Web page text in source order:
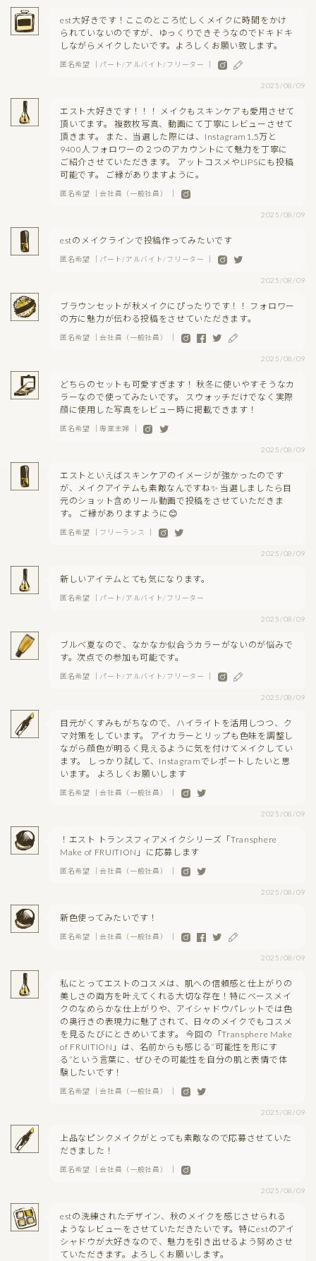
est大好きです！ここのところ忙しくメイクに時間をかけ
られていないのですが、ゆっくりできそうなのでドキドキ
しながらメイクしたいです。よろしくお願い致します。
匿名希望 ｜パート/アルバイト/フリーター ｜
2025/08/09
エスト大好きです！！！ メイクもスキンケアも愛用させて
頂いてます。 複数枚写真、動画にて丁寧にレビューさせて
頂きます。 また、当選した際には、Instagram1.5万と
9400人フォロワーの２つのアカウントにて魅力を丁寧に
ご紹介させていただきます。 アットコスメやLIPSにも投稿
可能です。 ご縁がありますように。
匿名希望 ｜会社員（一般社員） ｜
2025/08/09
estのメイクラインで投稿作ってみたいです
匿名希望 ｜パート/アルバイト/フリーター ｜
2025/08/09
ブラウンセットが秋メイクにぴったりです！！ フォロワー
の方に魅力が伝わる投稿をさせていただきます。
匿名希望 ｜会社員（一般社員） ｜
2025/08/09
どちらのセットも可愛すぎます！ 秋冬に使いやすそうなカ
ラーなので使ってみたいです。 スウォッチだけでなく実際
顔に使用した写真をレビュー時に掲載できます！
匿名希望 ｜専業主婦 ｜
2025/08/09
エストといえばスキンケアのイメージが強かったのです
が、メイクアイテムも素敵なんですね✨ 当選しましたら目
元のショット含めリール動画で投稿をさせていただきま
す。 ご縁がありますように😊
匿名希望 ｜フリーランス ｜
2025/08/09
新しいアイテムとても気になります。
匿名希望 ｜パート/アルバイト/フリーター
2025/08/09
ブルベ夏なので、なかなか似合うカラーがないのが悩みで
す。次点での参加も可能です。
匿名希望 ｜パート/アルバイト/フリーター ｜
2025/08/09
目元がくすみもがちなので、ハイライトを活用しつつ、ク
マ対策をしています。 アイカラーとリップも色味を調整し
ながら顔色が明るく見えるように気を付けてメイクしてい
ます。 しっかり試して、Instagramでレポートしたいと思
います。 よろしくお願いします
匿名希望 ｜会社員（一般社員） ｜
2025/08/09
！エスト トランスフィアメイクシリーズ「Transphere
Make of FRUITION」に応募します
匿名希望 ｜会社員（一般社員） ｜
2025/08/09
新色使ってみたいです！
匿名希望 ｜会社員（一般社員） ｜
2025/08/09
私にとってエストのコスメは、肌への信頼感と仕上がりの
美しさの両方を叶えてくれる大切な存在！特にベースメイ
クのなめらかな仕上がりや、アイシャドウパレットでは色
の奥行きの表現力に魅了されて、日々のメイクでもコスメ
を見るたびにときめいてます。 今回の「Transphere Make
of FRUITION」は、名前からも感じる“可能性を形にす
る”という言葉に、ぜひその可能性を自分の肌と表情で体
験したいです！
匿名希望 ｜会社員（一般社員） ｜
2025/08/09
上品なピンクメイクがとっても素敵なので応募させていた
だきました！
匿名希望 ｜会社員（一般社員） ｜
2025/08/09
estの洗練されたデザイン、秋のメイクを感じさせられる
ようなレビューをさせていただきたいです。特にestのアイ
シャドウが大好きなので、魅力を引き出せるよう努めさせ
ていただきます。よろしくお願いします。